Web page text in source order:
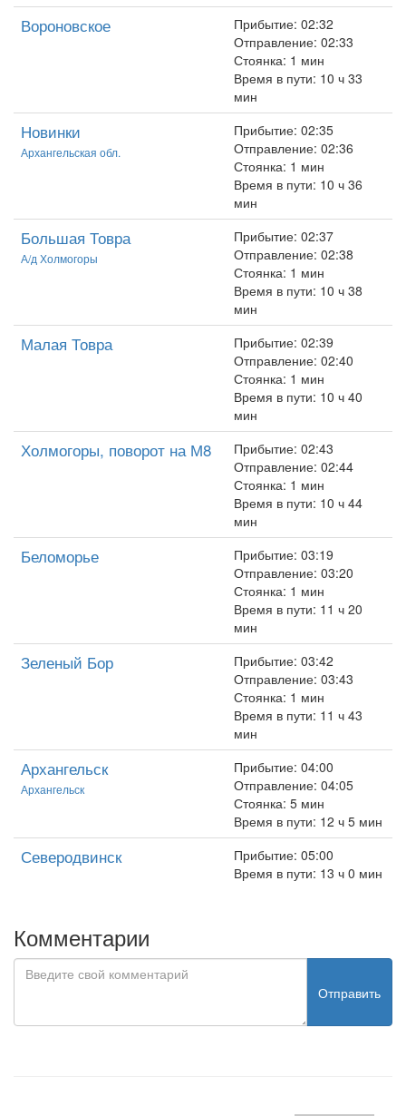
Вороновское
Прибытие: 02:32
Отправление: 02:33
Стоянка: 1 мин
Время в пути: 10 ч 33
мин
Новинки
Архангельская обл.
Прибытие: 02:35
Отправление: 02:36
Стоянка: 1 мин
Время в пути: 10 ч 36
мин
Большая Товра
А/д Холмогоры
Прибытие: 02:37
Отправление: 02:38
Стоянка: 1 мин
Время в пути: 10 ч 38
мин
Малая Товра
Прибытие: 02:39
Отправление: 02:40
Стоянка: 1 мин
Время в пути: 10 ч 40
мин
Холмогоры, поворот на М8
Прибытие: 02:43
Отправление: 02:44
Стоянка: 1 мин
Время в пути: 10 ч 44
мин
Беломорье
Прибытие: 03:19
Отправление: 03:20
Стоянка: 1 мин
Время в пути: 11 ч 20
мин
Зеленый Бор
Прибытие: 03:42
Отправление: 03:43
Стоянка: 1 мин
Время в пути: 11 ч 43
мин
Архангельск
Архангельск
Прибытие: 04:00
Отправление: 04:05
Стоянка: 5 мин
Время в пути: 12 ч 5 мин
Северодвинск
Прибытие: 05:00
Время в пути: 13 ч 0 мин
Комментарии
Отправить